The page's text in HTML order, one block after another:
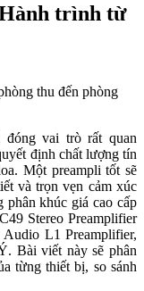
trình từ
đóng vai trò rất quan
định chất lượng tín
Một preampli tốt sẽ
và trọn vẹn cảm xúc
phân khúc giá cao cấp
Stereo Preamplifier
L1 Preamplifier,
Bài viết này sẽ phân
từng thiết bị, so sánh